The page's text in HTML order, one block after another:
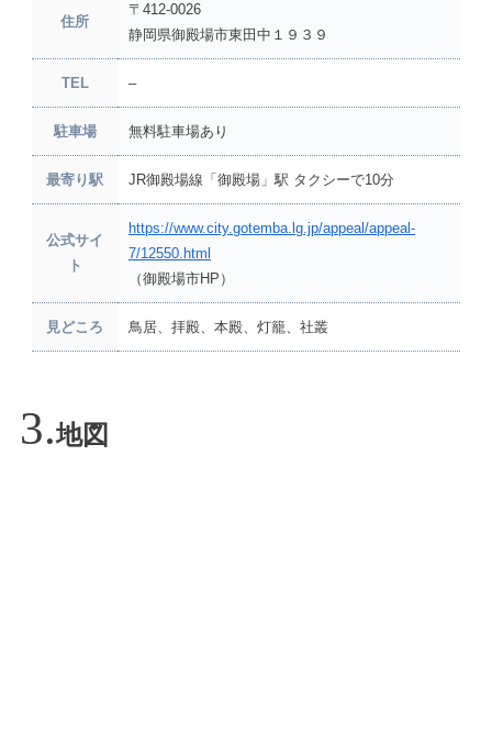
住所
〒412-0026
静岡県御殿場市東田中１９３９
TEL –
駐車場 無料駐車場あり
最寄り駅 JR御殿場線「御殿場」駅 タクシーで10分
公式サイ
ト
https://www.city.gotemba.lg.jp/appeal/appeal-
7/12550.html
（御殿場市HP）
見どころ 鳥居、拝殿、本殿、灯籠、社叢
地図